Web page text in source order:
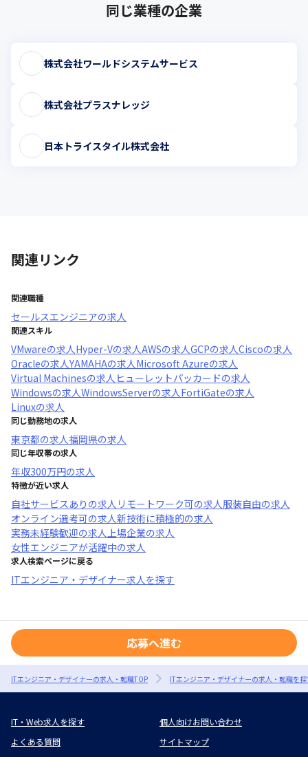
同じ業種の企業
株式会社ワールドシステムサービス
株式会社プラスナレッジ
日本トライスタイル株式会社
関連リンク
関連職種
セールスエンジニアの求人
関連スキル
VMwareの求人Hyper-Vの求人AWSの求人GCPの求人Ciscoの求人
Oracleの求人YAMAHAの求人Microsoft Azureの求人
Virtual Machinesの求人 ヒューレットパッカードの求人
Windowsの求人WindowsServerの求人FortiGateの求人
Linuxの求人
同じ勤務地の求人
東京都の求人福岡県の求人
同じ年収帯の求人
年収300万円の求人
特徴が近い求人
自社サービスあり の求人 リモートワーク可の求人服装自由の求人
オンライン選考可の求人新技術に積極的の求人
実務未経験歓迎の求人上場企業の求人
女性エンジニアが活躍中の求人
求人検索ページに戻る
ITエンジニア・デザイナー求人を探す
応募へ進む
ITエンジニア・デザイナーの求人・転職TOP ITエンジニア・デザイナーの求人・転職を
IT・Web求人を探す
個人向けお問い合わせ
よくある質問
サイトマップ